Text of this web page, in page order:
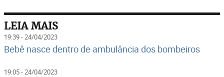
LEIA MAIS
19:39 - 24/04/2023
Bebê nasce dentro de ambulância dos bombeiros
19:05 - 24/04/2023